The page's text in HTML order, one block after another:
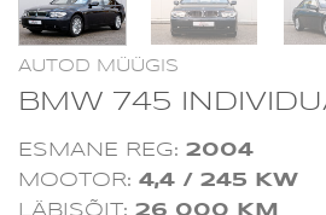
AUTOD MÜÜGIS
BMW 745
ESMANE REG: 2004
MOOTOR: 4,4 / 245 KW
LÄBISÕIT: 26 000 KM